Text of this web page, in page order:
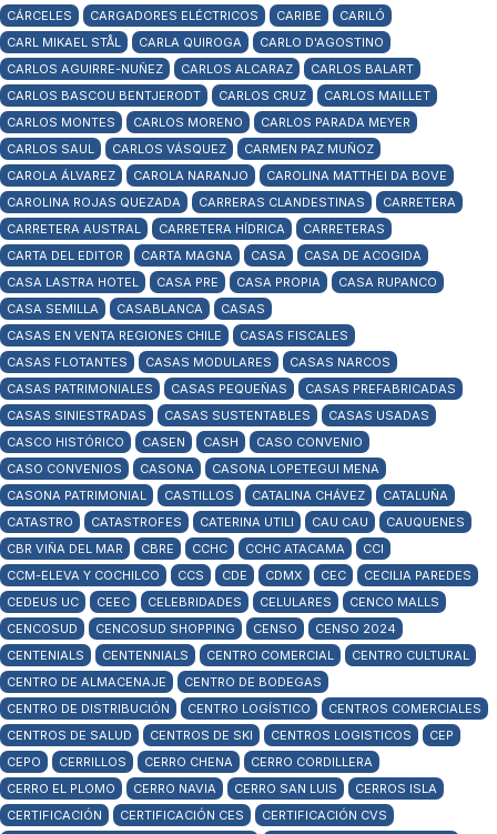
CÁRCELES CARGADORES ELÉCTRICOS CARIBE
CARILÓ
CARL MIKAEL STÅL
CARLA QUIROGA
CARLO D'AGOSTINO
CARLOS AGUIRRE-NUÑEZ
CARLOS ALCARAZ
CARLOS BALART
CARLOS BASCOU BENTJERODT
CARLOS CRUZ
CARLOS MAILLET
CARLOS MONTES
CARLOS MORENO
CARLOS PARADA MEYER
CARLOS SAUL
CARLOS VÁSQUEZ
CARMEN PAZ MUÑOZ
CAROLA ÁLVAREZ
CAROLA NARANJO
CAROLINA MATTHEI DA BOVE
CAROLINA ROJAS QUEZADA
CARRERAS CLANDESTINAS
CARRETERA
CARRETERA AUSTRAL
CARRETERA HÍDRICA
CARRETERAS
CARTA DEL EDITOR
CARTA MAGNA CASA
CASA DE ACOGIDA
CASA LASTRA HOTEL
CASA PRE CASA PROPIA
CASA RUPANCO
CASA SEMILLA
CASABLANCA
CASAS
CASAS EN VENTA REGIONES CHILE
CASAS FISCALES
CASAS FLOTANTES
CASAS MODULARES
CASAS NARCOS
CASAS PATRIMONIALES
CASAS PEQUEÑAS
CASAS PREFABRICADAS
CASAS SINIESTRADAS
CASAS SUSTENTABLES
CASAS USADAS
CASCO HISTÓRICO
CASEN CASH
CASO CONVENIO
CASO CONVENIOS
CASONA
CASONA LOPETEGUI MENA
CASONA PATRIMONIAL
CASTILLOS CATALINA CHÁVEZ
CATALUÑA
CATASTRO
CATASTROFES CATERINA UTILI CAU CAU
CAUQUENES
CBR VIÑA DEL MAR
CBRE CCHC CCHC ATACAMA
CCI
CCM-ELEVA Y COCHILCO
CCS CDE CDMX CEC
CECILIA PAREDES
CEDEUS UC
CEEC CELEBRIDADES CELULARES
CENCO MALLS
CENCOSUD
CENCOSUD SHOPPING CENSO
CENSO 2024
CENTENIALS
CENTENNIALS CENTRO COMERCIAL
CENTRO CULTURAL
CENTRO DE ALMACENAJE
CENTRO DE BODEGAS
CENTRO DE DISTRIBUCIÓN
CENTRO LOGÍSTICO
CENTROS COMERCIALES
CENTROS DE SALUD
CENTROS DE SKI CENTROS LOGISTICOS
CEP
CEPO
CERRILLOS CERRO CHENA
CERRO CORDILLERA
CERRO EL PLOMO
CERRO NAVIA CERRO SAN LUIS
CERROS ISLA
CERTIFICACIÓN
CERTIFICACIÓN CES
CERTIFICACIÓN CVS